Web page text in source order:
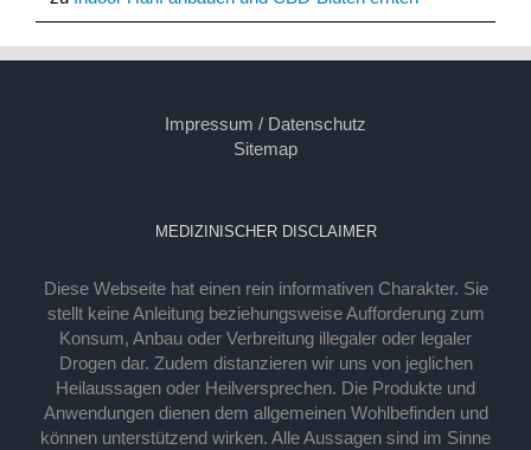
Impressum / Datenschutz
Sitemap
MEDIZINISCHER DISCLAIMER
Diese Webseite hat einen rein informativen Charakter. Sie
stellt keine Anleitung beziehungsweise Aufforderung zum
Konsum, Anbau oder Verbreitung illegaler oder legaler
Drogen dar. Zudem distanzieren wir uns von jeglichen
Heilaussagen oder Heilversprechen. Die Produkte und
Anwendungen dienen dem allgemeinen Wohlbefinden und
können unterstützend wirken. Alle Aussagen sind im Sinne